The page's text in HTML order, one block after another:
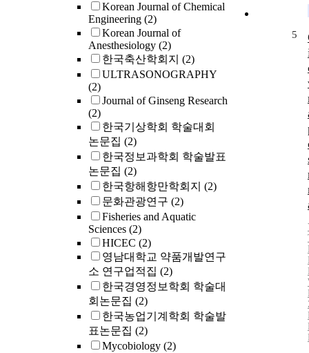
Korean Journal of Chemical
Engineering (2)
Korean Journal of
Anesthesiology (2)
한국축산학회지 (2)
ULTRASONOGRAPHY
(2)
Journal of Ginseng Research
(2)
한국기상학회 학술대회
논문집 (2)
한국정보과학회 학술발표
논문집 (2)
한국항해항만학회지 (2)
문화관광연구 (2)
Fisheries and Aquatic
Sciences (2)
HICEC (2)
영남대학교 약품개발연구
소 연구업적집 (2)
한국경영정보학회 학술대
회논문집 (2)
한국농업기계학회 학술발
표논문집 (2)
Mycobiology (2)
5